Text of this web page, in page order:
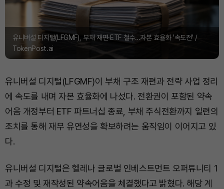
유니버설 디지털(LFGMF), 부채 재편·ETF 철수…자본 효율화 '속도전' /
TokenPost.ai
유니버설 디지털(LFGMF)이 부채 구조 재편과 전략 사업 정리
에 속도를 내며 자본 효율화에 나섰다. 전환권이 포함된 약속
어음 개정부터 ETF 파트너십 종료, 부채 주식전환까지 일련의
조치를 통해 재무 유연성을 확보하려는 움직임이 이어지고 있
다.
유니버설 디지털은 헬레나 글로벌 인베스트먼트 오퍼튜니티 1
과 수정 및 재작성된 약속어음을 체결했다고 밝혔다. 해당 계